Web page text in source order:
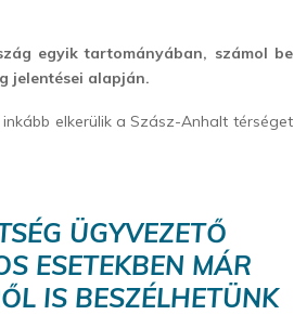
egyik tartományában, számol be
jelentései alapján.
elkerülik a Szász-Anhalt térséget
ÜGYVEZETŐ
ESETEKBEN MÁR
IS BESZÉLHETÜNK